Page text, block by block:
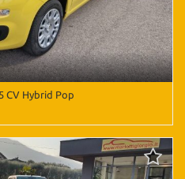
CV Hybrid Pop
Giallo metallizzato • 5 Porte •
Passeggero • Airbag testa •
• Bluetooth • Bracciolo •